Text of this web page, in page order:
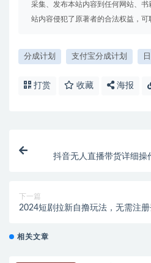
采集、发布本站内容到任何网站、
站内容侵犯了原著者的合法权益，可
分成计划 支付宝分成计划
打赏 收藏 海报
抖音无人直播带货详细操
下一篇
2024短剧拉新自撸玩法，无需注
相关文章